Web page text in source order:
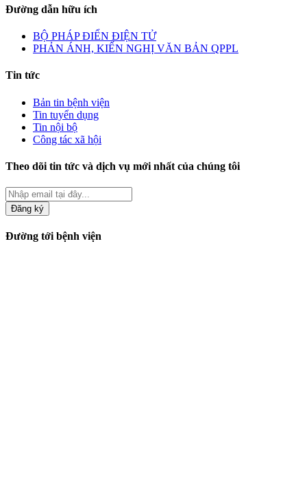
Đường dẫn hữu ích
BỘ PHÁP ĐIỂN ĐIỆN TỬ
PHẢN ÁNH, KIẾN NGHỊ VĂN BẢN QPPL
Tin tức
Bản tin bệnh viện
Tin tuyển dụng
Tin nội bộ
Công tác xã hội
Theo dõi tin tức và dịch vụ mới nhất của chúng tôi
Đăng ký
Đường tới bệnh viện